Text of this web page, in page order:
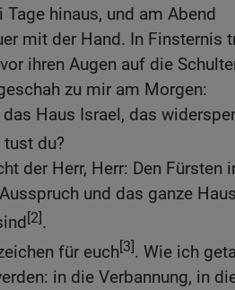
hinaus, und am Abend
mit der Hand. In Finsternis
ihren Augen auf die
zu mir am Morgen:
Haus Israel, das
du?
der Herr, Herr: Den Fürsten
und das ganze Haus
[2].
für euch[3]. Wie ich
in die Verbannung, in